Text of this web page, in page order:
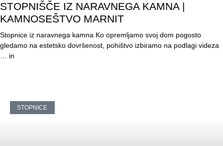
STOPNIŠČE IZ NARAVNEGA KAMNA |
KAMNOSEŠTVO MARNIT
Stopnice iz naravnega kamna Ko opremljamo svoj dom pogosto
gledamo na estetsko dovršenost, pohištvo izbiramo na podlagi videza
… in
STOPNICE